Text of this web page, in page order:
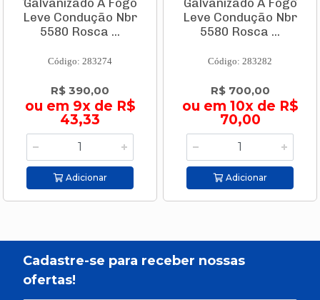
Galvanizado A Fogo
Leve Condução Nbr
5580 Rosca ...
Código: 283274
R$ 390,00
ou em 9x de R$
43,33
Adicionar
Galvanizado A Fogo
Leve Condução Nbr
5580 Rosca ...
Código: 283282
R$ 700,00
ou em 10x de R$
70,00
Adicionar
Cadastre-se para receber nossas
ofertas!